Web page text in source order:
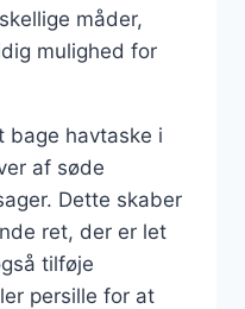
måder,
mulighed for
bage havtaske i
af søde
Dette skaber
ret, der er let
tilføje
persille for at